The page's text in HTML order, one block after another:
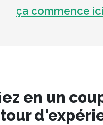
ça commence ici
en un